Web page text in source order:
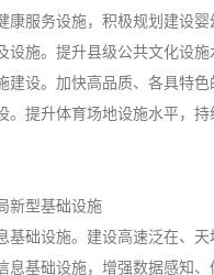
康服务设施，积极规划建设
设施。提升县级公共文化设
建设。加快高品质、各具特
。提升体育场地设施水平，
新型基础设施
基础设施。建设高速泛在、天
息基础设施，增强数据感知